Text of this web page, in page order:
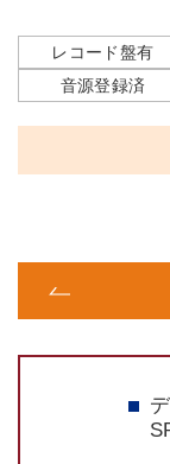
レコード盤有
音源登録済